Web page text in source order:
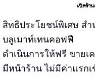
เปิดร้า
สิทธิประโยชน์พิเศษ ส
บลูเมาท์เทนคอฟฟี
ดำเนินการให้ฟรี ขายเ
มีหน้าร้าน ไม่มีค่าแรก